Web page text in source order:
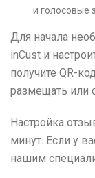
и голосовые
Для начала
inCust и
получите QR-
размещать или
Настройка
минут. Если у
нашим